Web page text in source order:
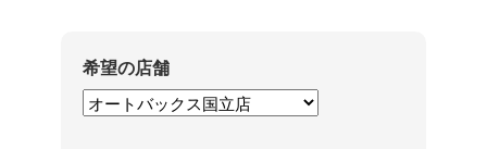
希望の店舗